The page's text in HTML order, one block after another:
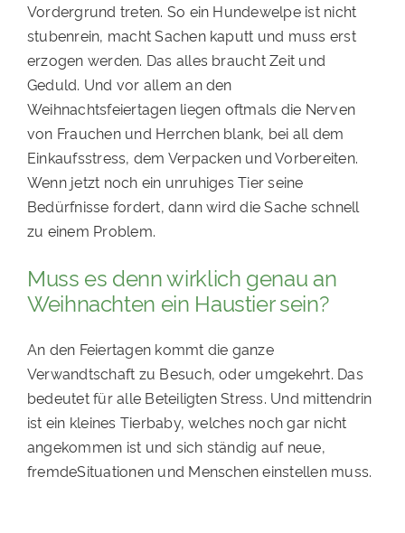
Vordergrund treten. So ein Hundewelpe ist nicht
stubenrein, macht Sachen kaputt und muss erst
erzogen werden. Das alles braucht Zeit und
Geduld. Und vor allem an den
Weihnachtsfeiertagen liegen oftmals die Nerven
von Frauchen und Herrchen blank, bei all dem
Einkaufsstress, dem Verpacken und Vorbereiten.
Wenn jetzt noch ein unruhiges Tier seine
Bedürfnisse fordert, dann wird die Sache schnell
zu einem Problem.
Muss es denn wirklich genau an
Weihnachten ein Haustier sein?
An den Feiertagen kommt die ganze
Verwandtschaft zu Besuch, oder umgekehrt. Das
bedeutet für alle Beteiligten Stress. Und mittendrin
ist ein kleines Tierbaby, welches noch gar nicht
angekommen ist und sich ständig auf neue,
fremdeSituationen und Menschen einstellen muss.